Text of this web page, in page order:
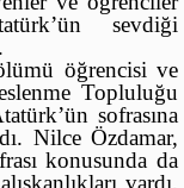
sevdiği
öğrencisi ve
Topluluğu
sofrasına
Nilce Özdamar,
konusunda da
vardı.